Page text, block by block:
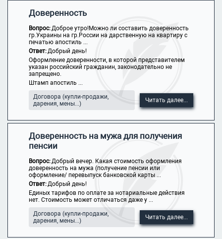
Доверенность
Вопрос:Доброе утро!Можно ли составить доверенность
гр.Украины на гр.России на дарственную на квартиру с
печатью апостиль ...
Ответ:Добрый день!
Оформление доверенности, в которой представителем
указан российский гражданин, законодательно не
запрещено.
Штамп апостиль ...
Договора (купли-продажи,
дарения, мены...)
Читать далее...
Доверенность на мужа для получения
пенсии
Вопрос:Добрый вечер. Какая стоимость оформления
доверенность на мужа (получение пенсии или
оформление/ перевыпуск банковской карты ...
Ответ:Добрый день!
Единых тарифов по оплате за нотариальные действия
нет. Стоимость может отличаться даже у ...
Договора (купли-продажи,
дарения, мены...)
Читать далее...